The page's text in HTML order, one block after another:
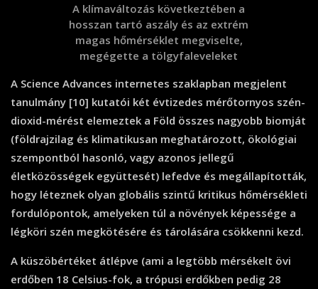
A klímaváltozás következtében a
hosszan tartó aszály és az extrém
magas hőmérséklet megviselte,
megégette a tölgyfaleveleket
A Science Advances internetes szaklapban megjelent
tanulmány [10] kutatói két évtizedes mérőtornyos szén-
dioxid-mérést elemeztek a Föld összes nagyobb biomját
(földrajzilag és klimatikusan meghatározott, ökológiai
szempontból hasonló, vagy azonos jellegű
életközösségek együttesét) lefedve és megállapították,
hogy léteznek olyan globális szintű kritikus hőmérsékleti
fordulópontok, amelyeken túl a növények képessége a
légköri szén megkötésére és tárolására csökkenni kezd.
A küszöbértéket átlépve (ami a legtöbb mérsékelt övi
erdőben 18 Celsius-fok, a trópusi erdőkben pedig 28